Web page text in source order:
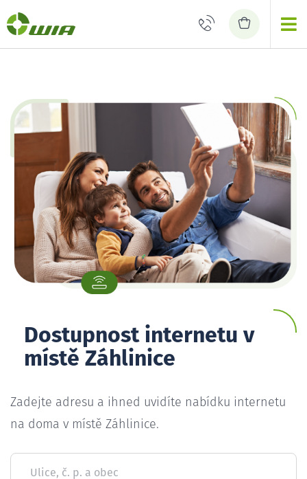
Dostupnost internetu v
místě Záhlinice
Zadejte adresu a ihned uvidíte nabídku internetu
na doma v místě Záhlinice.
Ulice, č. p. a obec